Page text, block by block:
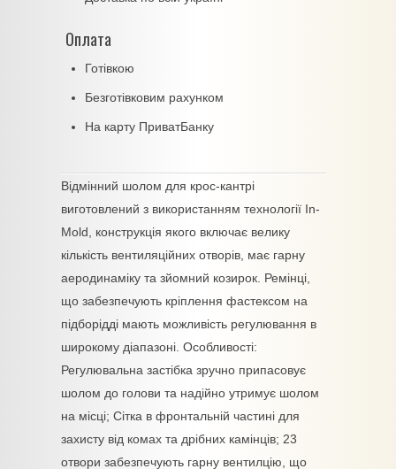
Оплата
Готівкою
Безготівковим рахунком
На карту ПриватБанку
Відмінний шолом для крос-кантрі
виготовлений з використанням технології In-
Mold, конструкція якого включає велику
кількість вентиляційних отворів, має гарну
аеродинаміку та зйомний козирок. Ремінці,
що забезпечують кріплення фастексом на
підборідді мають можливість регулювання в
широкому діапазоні. Особливості:
Регулювальна застібка зручно припасовує
шолом до голови та надійно утримує шолом
на місці; Сітка в фронтальній частині для
захисту від комах та дрібних камінців; 23
отвори забезпечують гарну вентилцію, що